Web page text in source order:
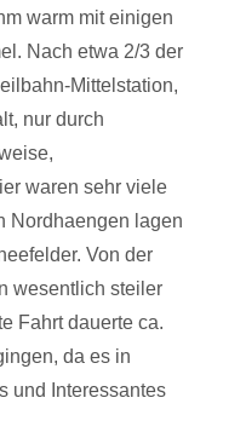
warm mit einigen
Nach etwa 2/3 der
Mittelstation,
nur durch
waren sehr viele
Nordhaengen lagen
Von der
wesentlich steiler
Fahrt dauerte ca.
da es in
und Interessantes